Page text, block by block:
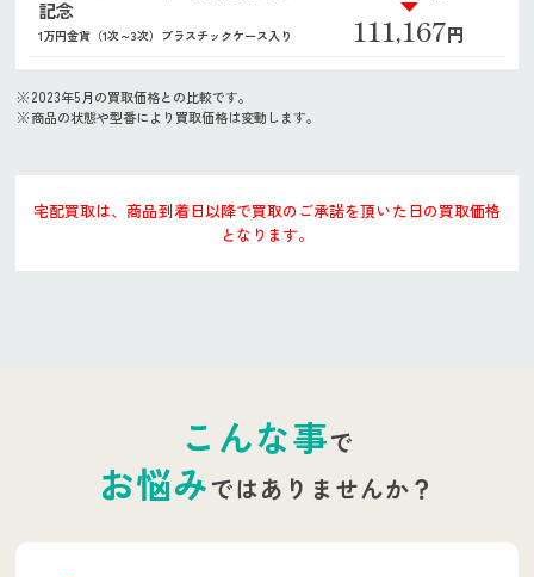
記念
1万円金貨（1次～3次）プラスチックケース入り 111,167円
2023年5月の買取価格との比較です。
商品の状態や型番により買取価格は変動します。
宅配買取は、商品到着日以降で買取のご承諾を頂いた日の買取価格
となります。
こんな事で
お悩みではありませんか？